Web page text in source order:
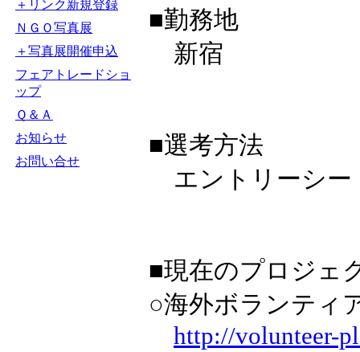
＋リンク新規登録
ＮＧＯ写真展
＋写真展開催申込
フェアトレードショ
ップ
Ｑ＆Ａ
お知らせ
お問い合せ
■勤務地
新宿
■選考方法
エントリーシ
■現在のプロジェ
○海外ボランティ
http://volunteer-